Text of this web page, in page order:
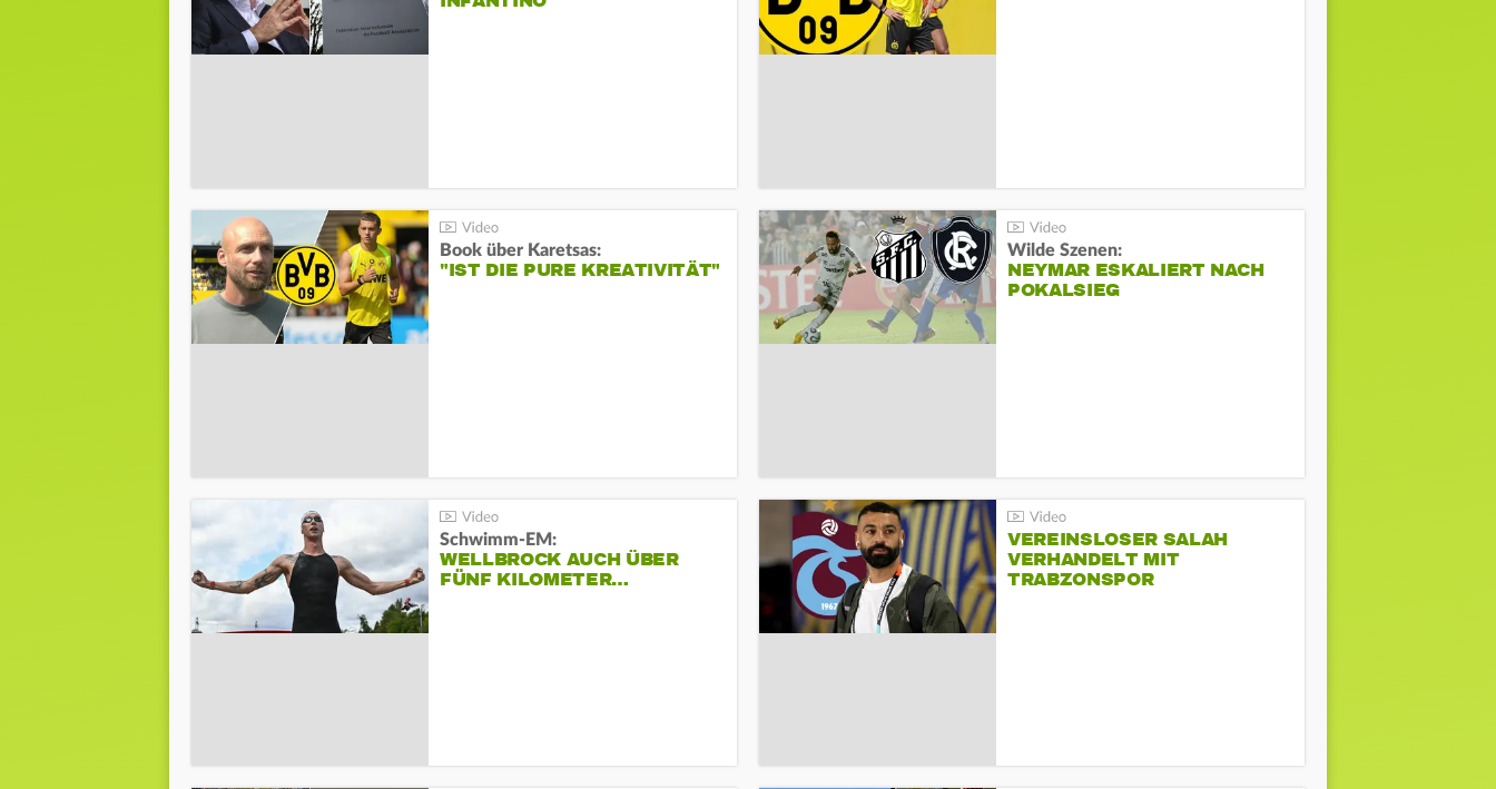
Book über Karetsas:
"IST DIE PURE KREATIVITÄT"
Wilde Szenen:
NEYMAR ESKALIERT NACH
POKALSIEG
Schwimm-EM:
WELLBROCK AUCH ÜBER
FÜNF KILOMETER…
VEREINSLOSER SALAH
VERHANDELT MIT
TRABZONSPOR